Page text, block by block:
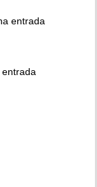
entrada